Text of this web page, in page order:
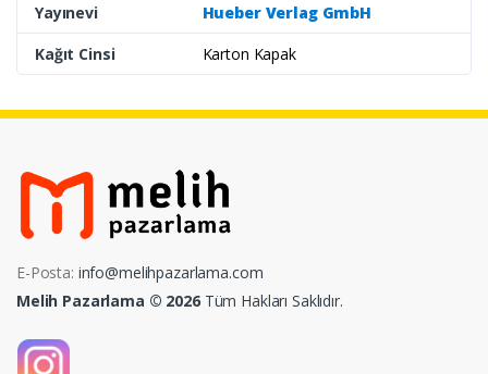
Yayınevi
Hueber Verlag GmbH
Kağıt Cinsi
Karton Kapak
E-Posta: info@melihpazarlama.com
Melih Pazarlama © 2026Tüm Hakları Saklıdır.